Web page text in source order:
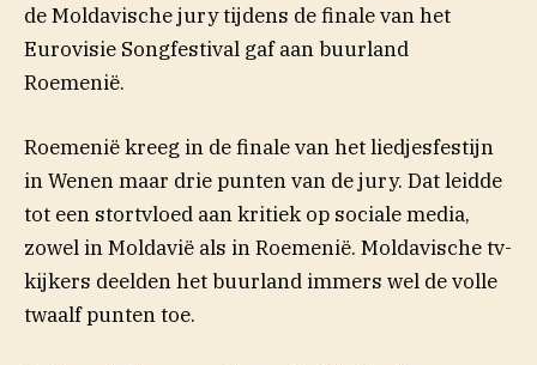
de Moldavische jury tijdens de finale van het
Eurovisie Songfestival gaf aan buurland
Roemenië.
Roemenië kreeg in de finale van het liedjesfestijn
in Wenen maar drie punten van de jury. Dat leidde
tot een stortvloed aan kritiek op sociale media,
zowel in Moldavië als in Roemenië. Moldavische tv-
kijkers deelden het buurland immers wel de volle
twaalf punten toe.